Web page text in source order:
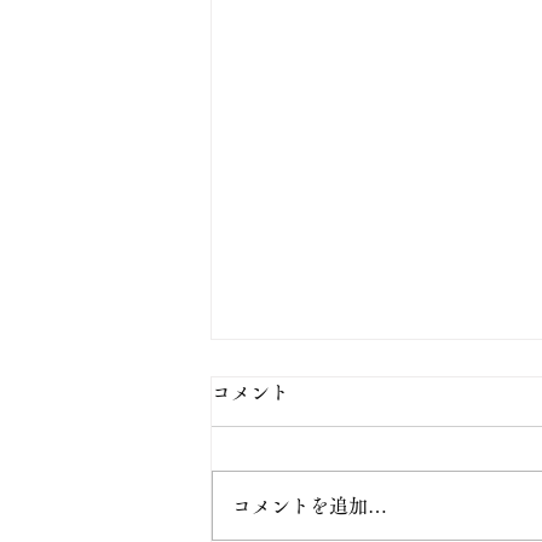
コメント
コメントを追加…